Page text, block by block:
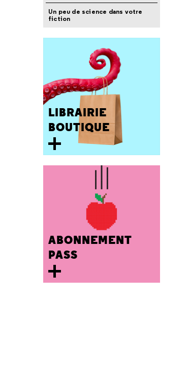
Un peu de science dans votre
fiction
LIBRAIRIE
BOUTIQUE
ABONNEMENT
PASS